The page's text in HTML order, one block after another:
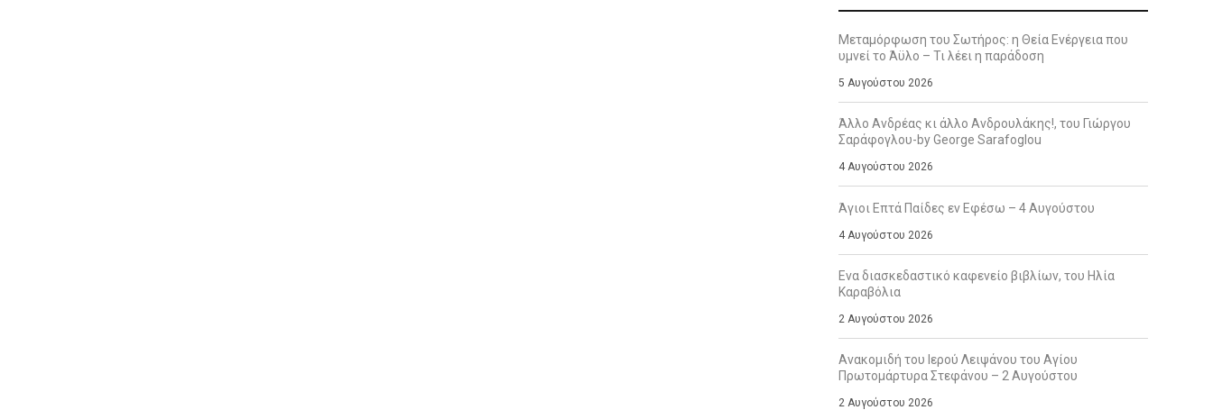
Μεταμόρφωση του Σωτήρος: η Θεία Ενέργεια που
υμνεί το Άϋλο – Τι λέει η παράδοση
5 Αυγούστου 2026
Άλλο Ανδρέας κι άλλο Ανδρουλάκης!, του Γιώργου
Σαράφογλου-by George Sarafoglou
4 Αυγούστου 2026
Άγιοι Επτά Παίδες εν Εφέσω – 4 Αυγούστου
4 Αυγούστου 2026
Ενα διασκεδαστικό καφενείο βιβλίων, του Ηλία
Καραβόλια
2 Αυγούστου 2026
Ανακομιδή του Ιερού Λειψάνου του Αγίου
Πρωτομάρτυρα Στεφάνου – 2 Αυγούστου
2 Αυγούστου 2026